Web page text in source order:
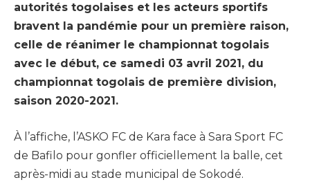
autorités togolaises et les acteurs sportifs
bravent la pandémie pour un première raison,
celle de réanimer le championnat togolais
avec le début, ce samedi 03 avril 2021, du
championnat togolais de première division,
saison 2020-2021.
À l’affiche, l’ASKO FC de Kara face à Sara Sport FC
de Bafilo pour gonfler officiellement la balle, cet
après-midi au stade municipal de Sokodé.